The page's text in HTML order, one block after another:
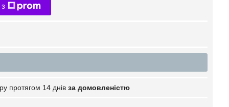
протягом 14 днів за домовленістю